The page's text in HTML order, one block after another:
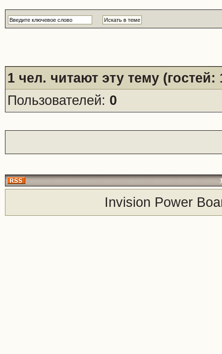
1чел. читают эту тему
Пользователей: 0
Invision Power